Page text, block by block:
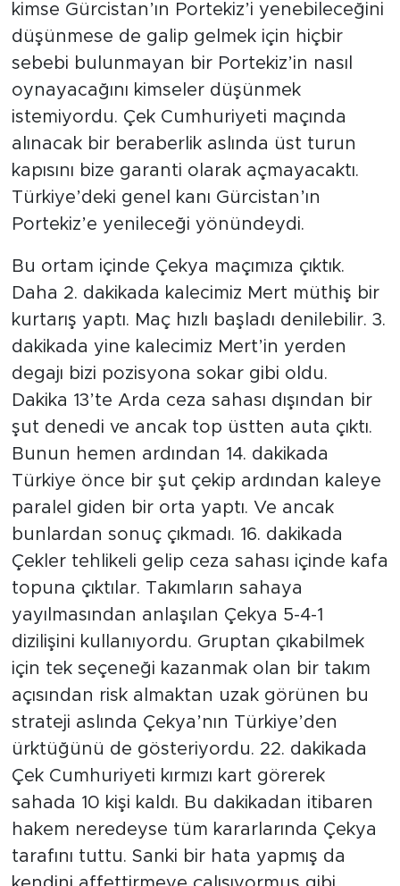
kimse Gürcistan’ın Portekiz’i yenebileceğini
düşünmese de galip gelmek için hiçbir
sebebi bulunmayan bir Portekiz’in nasıl
oynayacağını kimseler düşünmek
istemiyordu. Çek Cumhuriyeti maçında
alınacak bir beraberlik aslında üst turun
kapısını bize garanti olarak açmayacaktı.
Türkiye’deki genel kanı Gürcistan’ın
Portekiz’e yenileceği yönündeydi.
Bu ortam içinde Çekya maçımıza çıktık.
Daha 2. dakikada kalecimiz Mert müthiş bir
kurtarış yaptı. Maç hızlı başladı denilebilir. 3.
dakikada yine kalecimiz Mert’in yerden
degajı bizi pozisyona sokar gibi oldu.
Dakika 13’te Arda ceza sahası dışından bir
şut denedi ve ancak top üstten auta çıktı.
Bunun hemen ardından 14. dakikada
Türkiye önce bir şut çekip ardından kaleye
paralel giden bir orta yaptı. Ve ancak
bunlardan sonuç çıkmadı. 16. dakikada
Çekler tehlikeli gelip ceza sahası içinde kafa
topuna çıktılar. Takımların sahaya
yayılmasından anlaşılan Çekya 5-4-1
dizilişini kullanıyordu. Gruptan çıkabilmek
için tek seçeneği kazanmak olan bir takım
açısından risk almaktan uzak görünen bu
strateji aslında Çekya’nın Türkiye’den
ürktüğünü de gösteriyordu. 22. dakikada
Çek Cumhuriyeti kırmızı kart görerek
sahada 10 kişi kaldı. Bu dakikadan itibaren
hakem neredeyse tüm kararlarında Çekya
tarafını tuttu. Sanki bir hata yapmış da